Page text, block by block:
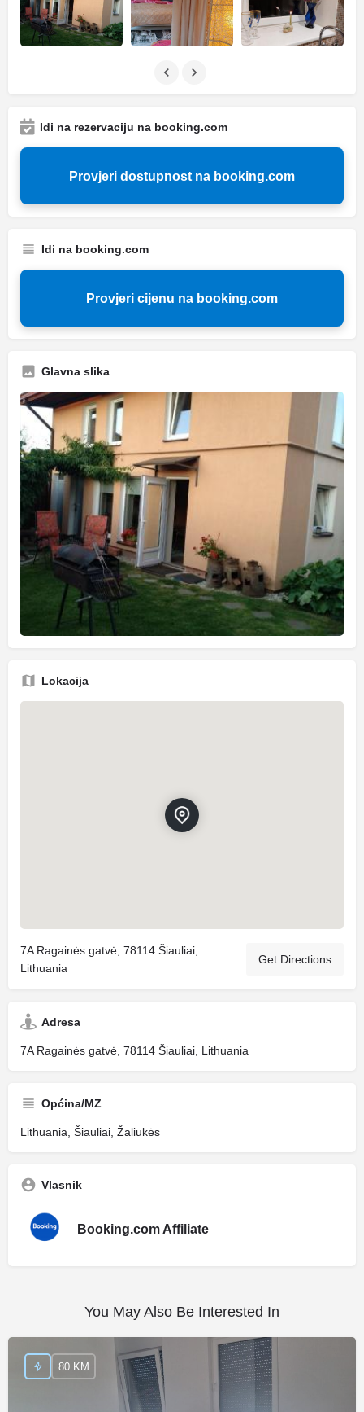
Idi na rezervaciju na booking.com
Provjeri dostupnost na booking.com
Idi na booking.com
Provjeri cijenu na booking.com
Glavna slika
Lokacija
7A Ragainės gatvė, 78114 Šiauliai,
Lithuania
Get Directions
Adresa
7A Ragainės gatvė, 78114 Šiauliai, Lithuania
Općina/MZ
Lithuania, Šiauliai, Žaliūkės
Vlasnik
Booking.com Affiliate
You May Also Be Interested In
80 KM